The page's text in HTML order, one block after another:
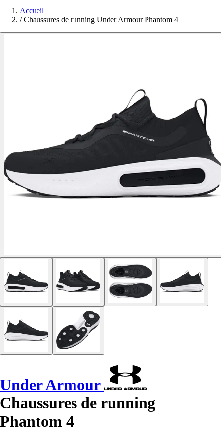
Accueil
/ Chaussures de running Under Armour Phantom 4
Under Armour
Chaussures de running
Phantom 4